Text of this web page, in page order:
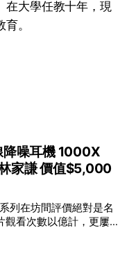
在大學任教十年，現
。
降噪耳機 1000X
家謙 價值$5,000
列在坊間評價絕對是名
看次數以億計，更屢獲
熱推介。